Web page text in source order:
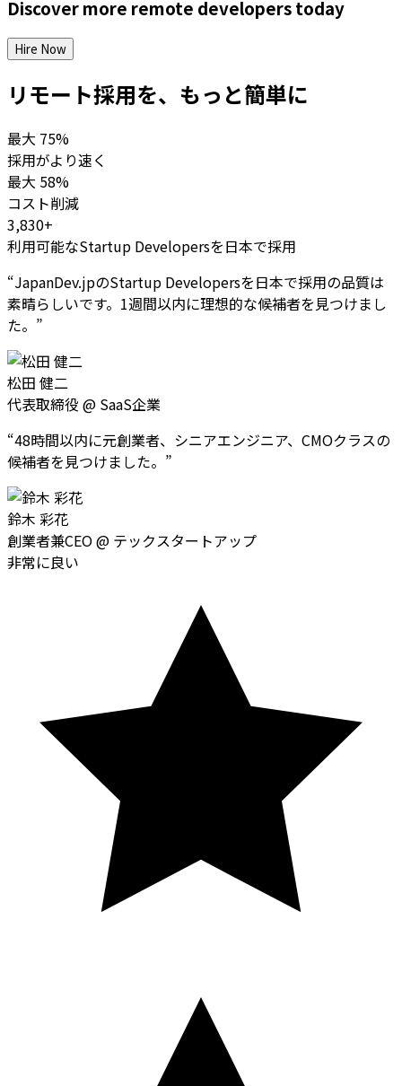
Discover more remote developerstoday
Hire Now
リモート採用を、もっと簡単に
最大 75%
採用がより速く
最大 58%
コスト削減
3,830+
利用可能なStartup Developersを日本で採用
“JapanDev.jpのStartup Developersを日本で採用の品質は
素晴らしいです。1週間以内に理想的な候補者を見つけまし
た。 ”
松田 健二
代表取締役 @ SaaS企業
“48時間以内に元創業者、シニアエンジニア、CMOクラスの
候補者を見つけました。 ”
鈴木 彩花
創業者兼CEO@ テックスタートアップ
非常に良い